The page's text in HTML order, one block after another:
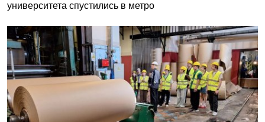
университета спустились в метро